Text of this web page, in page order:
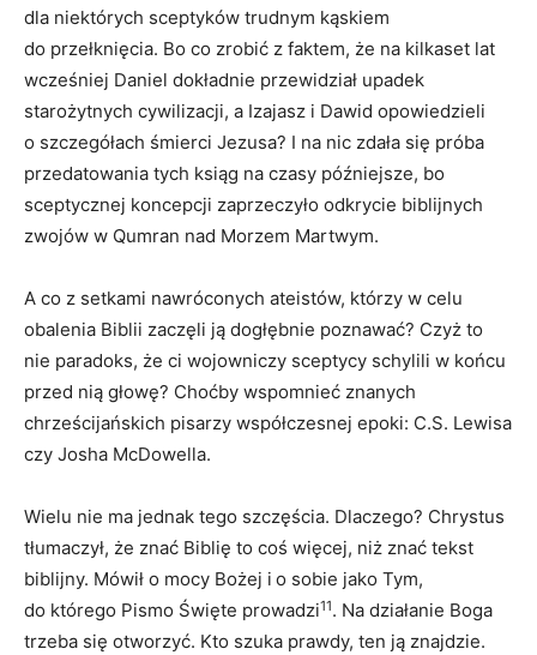
dla niektórych sceptyków trudnym kąskiem
do przełknięcia. Bo co zrobić z faktem, że na kilkaset lat
wcześniej Daniel dokładnie przewidział upadek
starożytnych cywilizacji, a Izajasz i Dawid opowiedzieli
o szczegółach śmierci Jezusa? I na nic zdała się próba
przedatowania tych ksiąg na czasy późniejsze, bo
sceptycznej koncepcji zaprzeczyło odkrycie biblijnych
zwojów w Qumran nad Morzem Martwym.
A co z setkami nawróconych ateistów, którzy w celu
obalenia Biblii zaczęli ją dogłębnie poznawać? Czyż to
nie paradoks, że ci wojowniczy sceptycy schylili w końcu
przed nią głowę? Choćby wspomnieć znanych
chrześcijańskich pisarzy współczesnej epoki: C.S. Lewisa
czy Josha McDowella.
Wielu nie ma jednak tego szczęścia. Dlaczego? Chrystus
tłumaczył, że znać Biblię to coś więcej, niż znać tekst
biblijny. Mówił o mocy Bożej i o sobie jako Tym,
do którego Pismo Święte prowadzi11. Na działanie Boga
trzeba się otworzyć. Kto szuka prawdy, ten ją znajdzie.